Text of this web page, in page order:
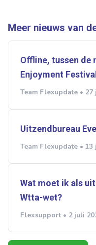
Meer nieuws van
Offline, tussen de
Enjoyment
Team Flexupdate • 27
Uitzendbureau
Team Flexupdate • 13
Wat moet ik als
Wtta-wet?
Flexsupport • 2 juli